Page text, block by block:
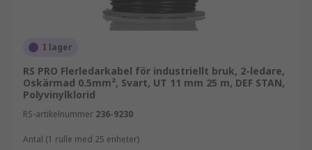
I lager
RS PRO Flerledarkabel för industriellt bruk, 2-ledare,
Oskärmad 0.5mm², Svart, UT 11 mm 25 m, DEF STAN,
Polyvinylklorid
RS-artikelnummer 236-9230
Antal (1 rulle med 25 enheter)